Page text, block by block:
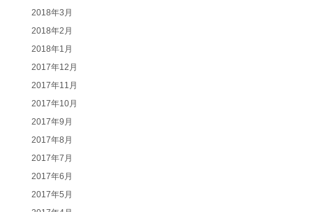
2018年3月
2018年2月
2018年1月
2017年12月
2017年11月
2017年10月
2017年9月
2017年8月
2017年7月
2017年6月
2017年5月